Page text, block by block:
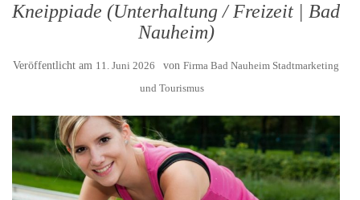
Kneippiade (Unterhaltung / Freizeit | Bad
Nauheim)
Veröffentlicht am 11. Juni 2026 von Firma Bad Nauheim Stadtmarketing
und Tourismus